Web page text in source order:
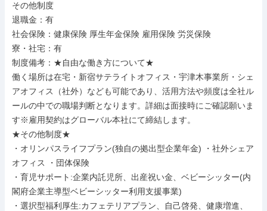
その他制度
退職金：有
社会保険：健康保険 厚生年金保険 雇用保険 労災保険
寮・社宅：有
制度備考：★自由な働き方について★
働く場所は在宅・新宿サテライトオフィス・宇津木事業所・シェ
アオフィス（社外）なども可能であり、活用方法や頻度は全社ル
ールの中での職場判断となります。詳細は面接時にご確認願いま
す※雇用契約はグローバル本社にて締結します。
★その他制度★
・オリンパスライフプラン(独自の拠出型企業年金) ・社外シェア
オフィス ・団体保険
・育児サポート:企業内託児所、出産祝い金、ベビーシッター(内
閣府企業主導型ベビーシッター利用支援事業)
・選択型福利厚生:カフェテリアプラン、自己啓発、健康増進、